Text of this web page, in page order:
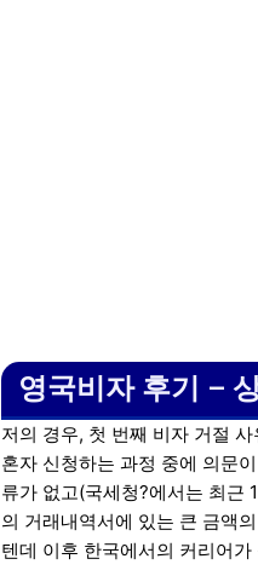
영국비자 후기 –
저의 경우, 첫 번째 비자 거절
혼자 신청하는 과정 중에 의문
류가 없고(국세청?에서는 최근
의 거래내역서에 있는 큰 금액
텐데 이후 한국에서의 커리어